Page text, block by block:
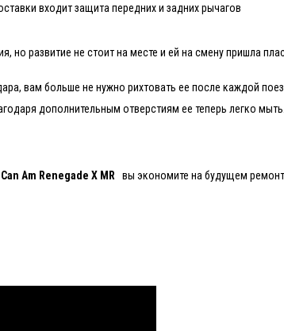
входит защита передних и задних рычагов
развитие не стоит на месте и ей на смену пришла
вам больше не нужно рихтовать ее после каждой
дополнительным отверстиям ее теперь легко мыть.
Can Am Renegade X MR вы экономите на будущем